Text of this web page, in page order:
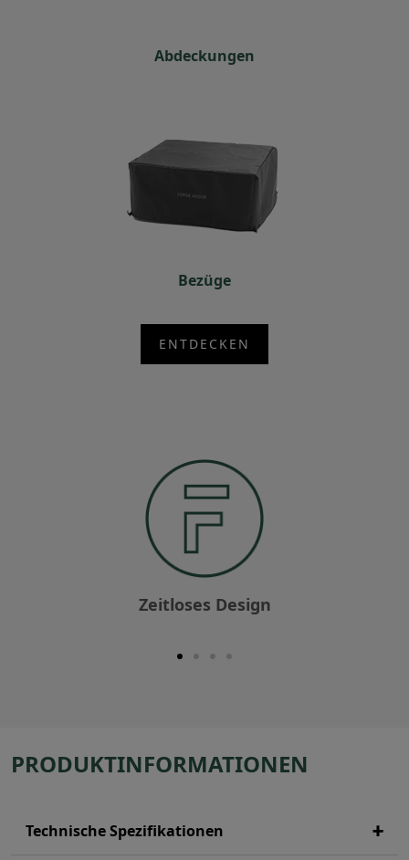
Abdeckungen
Bezüge
ENTDECKEN
Zeitloses Design
PRODUKTINFORMATIONEN
Technische Spezifikationen